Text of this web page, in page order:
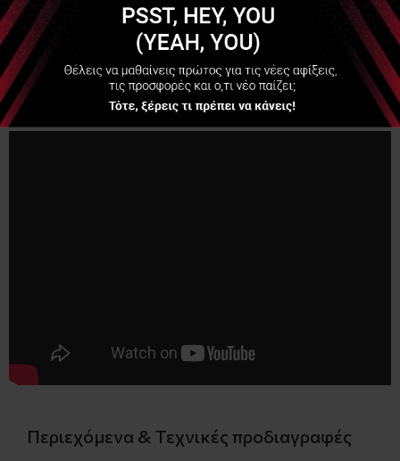
Απλοποιημένος έλεγχος από τον χρήστη, διαθέτει 9
προκαθορισμένα προγράμματα, με ρυθμίσεις χρόνου και
συμπίεσης.
Φορητότητα
Ελαφρύ σύστημα που μεταφέρεται εύκολα οπουδήποτε.
Περιεχόμενα & Τεχνικές προδιαγραφές